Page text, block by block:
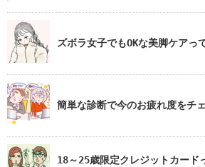
ズボラ女子でもOKな美脚ケアっ
簡単な診断で今のお疲れ度をチ
18～25歳限定クレジットカード